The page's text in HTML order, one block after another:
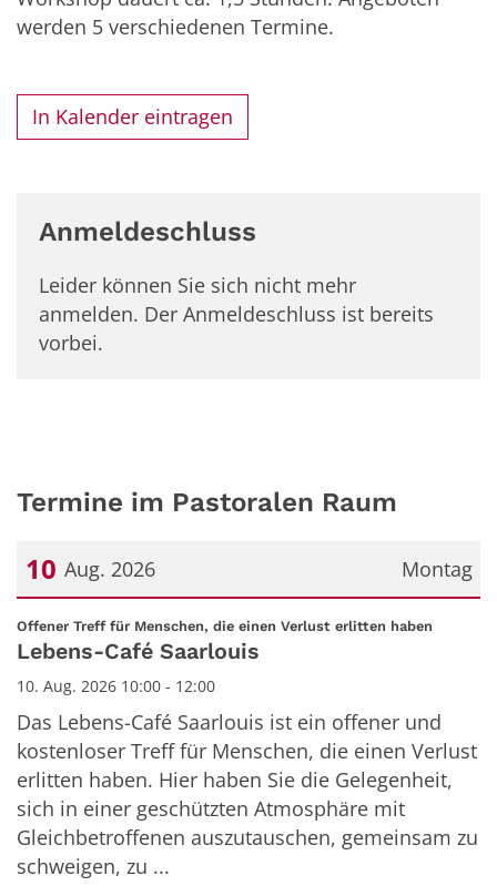
werden 5 verschiedenen Termine.
In Kalender eintragen
Anmeldeschluss
Leider können Sie sich nicht mehr
anmelden. Der Anmeldeschluss ist bereits
vorbei.
Termine im Pastoralen Raum
Montag
10 Aug. 2026
Datum: 10. August 2026
Offener Treff für Menschen, die einen Verlust erlitten haben
Lebens-Café Saarlouis
10. Aug. 2026 10:00 - 12:00
Das Lebens-Café Saarlouis ist ein offener und
kostenloser Treff für Menschen, die einen Verlust
erlitten haben. Hier haben Sie die Gelegenheit,
sich in einer geschützten Atmosphäre mit
Gleichbetroffenen auszutauschen, gemeinsam zu
schweigen, zu ...